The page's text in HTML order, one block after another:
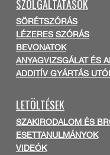
SZOLGÁLTATÁSOK
SÖRÉTSZÓRÁS
LÉZERES SZÓRÁS
BEVONATOK
ANYAGVIZSGÁLAT ÉS
ADDITÍV GYÁRTÁS
LETÖLTÉSEK
SZAKIRODALOM ÉS
ESETTANULMÁNYOK
VIDEÓK